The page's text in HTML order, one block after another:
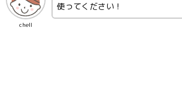
chell
使ってください！